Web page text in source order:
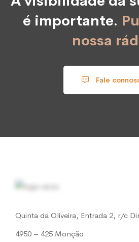
é importante.
nossa
Fale
Quinta da Oliveira, Entrada 2, r/c
4950 – 425 Monção